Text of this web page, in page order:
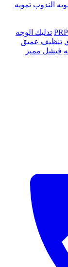
الندوب تمويه
تدليك الوجه
تنظيف عميق
فيشل مميز